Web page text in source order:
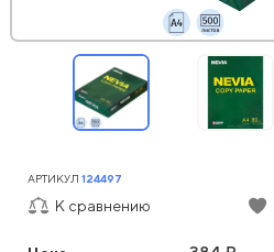
АРТИКУЛ 124497
К сравнению